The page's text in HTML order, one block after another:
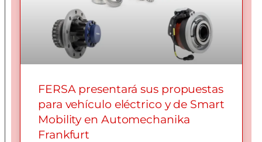
FERSA presentará sus propuestas
para vehículo eléctrico y de Smart
Mobility en Automechanika
Frankfurt